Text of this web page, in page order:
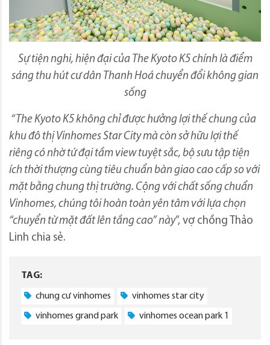
Sự tiện nghi, hiện đại của The Kyoto K5 chính là điểm
sáng thu hút cư dân Thanh Hoá chuyển đổi không gian
sống
“The Kyoto K5 không chỉ được hưởng lợi thế chung của
khu đô thị Vinhomes Star City mà còn sở hữu lợi thế
riêng có nhờ tứ đại tầm view tuyệt sắc, bộ sưu tập tiện
ích thời thượng cùng tiêu chuẩn bàn giaocao cấp so với
mặt bằng chung thị trường. Cộng với chất sống chuẩn
Vinhomes, chúng tôi hoàn toàn yên tâm với lựa chọn
“chuyển từ mặt đất lên tầng cao” này”, vợ chồng Thảo
Linh chia sẻ.
TAG:
chung cư vinhomes vinhomes star city
vinhomes grand park vinhomes ocean park 1